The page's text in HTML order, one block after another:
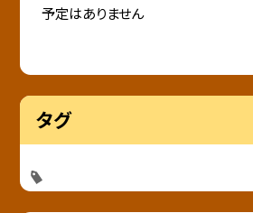
予定はありません
タグ